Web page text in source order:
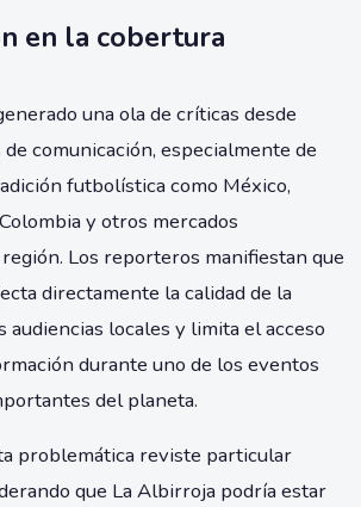
en la cobertura
una ola de críticas desde
comunicación, especialmente de
futbolística como México,
y otros mercados
Los reporteros manifiestan que
directamente la calidad de la
audiencias locales y limita el acceso
durante uno de los eventos
del planeta.
problemática reviste particular
que La Albirroja podría estar